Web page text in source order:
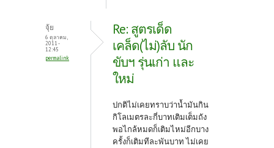
จุ้ย
6 ตุลาคม,
2011 -
12:45
permalink
Re: สูตรเด็ด
เคล็ด(ไม่)ลับ นัก
ขับฯ รุ่นเก่า และ
ใหม่
ปกติไม่เคยทราบว่าน้ำมันกิน
กิโลเมตรละกี่บาทเติมเต็มถัง
พอไกล้หมดก็เติมไหม่อีกบาง
ครั้งก็เติมทีละพันบาท ไม่เคย